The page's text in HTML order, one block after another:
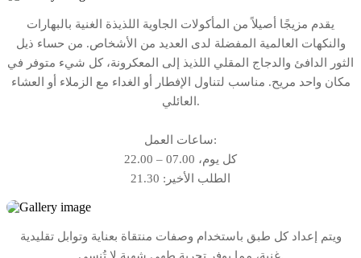
يقدم مزيجًا أصيلاً من المأكولات الجاوية اللذيذة الغنية بالبهارات
والنكهات العالمية المفضلة لدى العديد من الأشخاص. من حساء ذيل
الثور الدافئ والدجاج المقلي اللذيذ إلى المعكرونة، كل شيء متوفر في
مكان واحد مريح. مناسب لتناول الإفطار أو الغداء مع الزملاء أو العشاء
العائلي.
ساعات العمل:
كل يوم، 07.00 – 22.00
الطلب الأخير: 21.30
ويتم إعداد كل طبق باستخدام وصفات منتقاة بعناية وتوابل تقليدية